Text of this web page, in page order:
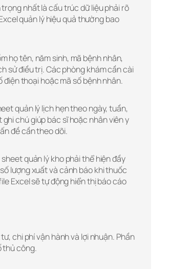
nhất là cấu trúc dữ liệu phải rõ
quản lý hiệu quả thường bao
họ tên, năm sinh, mã bệnh nhân,
sử điều trị. Các phòng khám cần cài
điện thoại hoặc mã số bệnh nhân.
quản lý lịch hẹn theo ngày, tuần,
chú giúp bác sĩ hoặc nhân viên y
đề cần theo dõi.
quản lý kho phải thể hiện đầy
lượng xuất và cảnh báo khi thuốc
Excel sẽ tự động hiển thị báo cáo
chi phí vận hành và lợi nhuận. Phần
thủ công.